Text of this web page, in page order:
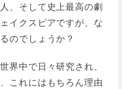
、そして史上最高の劇
イクスピアですが、な
のでしょうか？
界中で日々研究され、
これにはもちろん理由